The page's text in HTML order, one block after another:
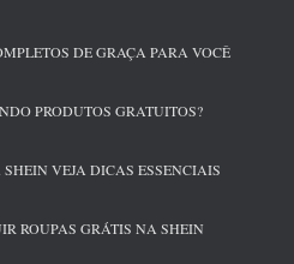
DE GRAÇA PARA VOCÊ
PRODUTOS GRATUITOS?
VEJA DICAS ESSENCIAIS
ROUPAS GRÁTIS NA SHEIN